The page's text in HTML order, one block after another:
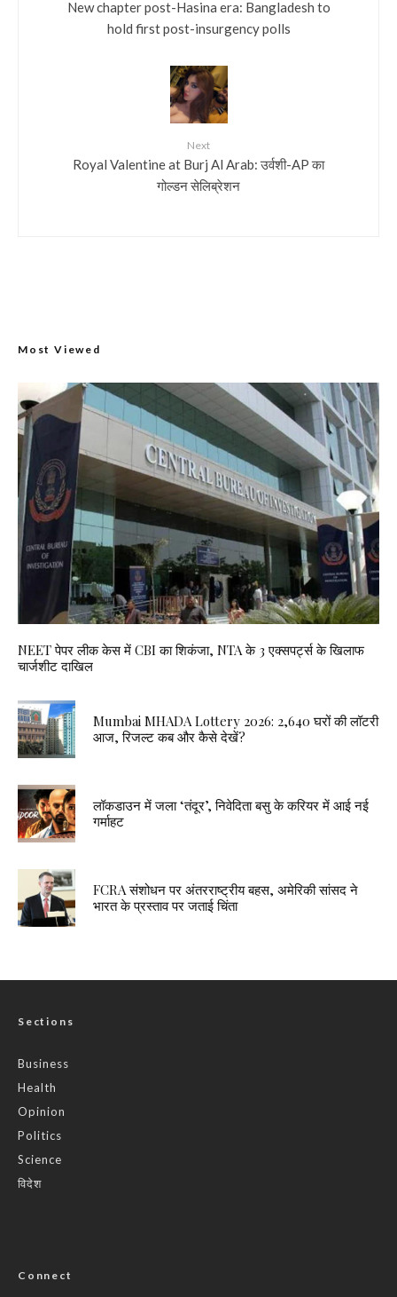
New chapter post-Hasina era: Bangladesh to
hold first post-insurgency polls
Next
Royal Valentine at Burj Al Arab: उर्वशी-AP का
गोल्डन सेलिब्रेशन
Most Viewed
NEET पेपर लीक केस में CBI का शिकंजा, NTA के 3 एक्सपर्ट्स के खिलाफ
चार्जशीट दाखिल
Mumbai MHADA Lottery 2026: 2,640 घरों की लॉटरी
आज, रिजल्ट कब और कैसे देखें?
लॉकडाउन में जला ‘तंदूर’, निवेदिता बसु के करियर में आई नई
गर्माहट
FCRA संशोधन पर अंतरराष्ट्रीय बहस, अमेरिकी सांसद ने
भारत के प्रस्ताव पर जताई चिंता
Sections
Business
Health
Opinion
Politics
Science
विदेश
Connect